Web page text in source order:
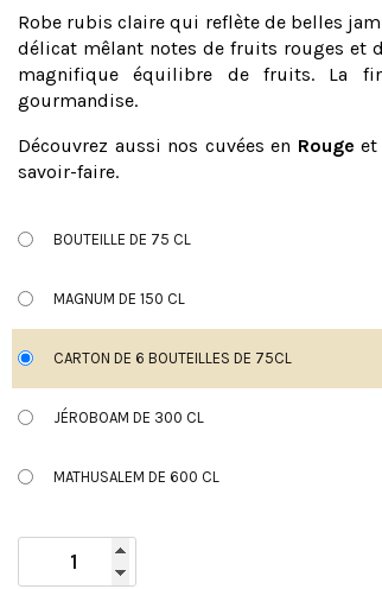
Robe rubis claire qui reflète de belles
délicat mêlant notes de fruits rouges et
magnifique équilibre de fruits. La
gourmandise.
Découvrez aussi nos cuvées en Rouge et
savoir-faire.
BOUTEILLE DE 75 CL
MAGNUM DE 150 CL
CARTON DE 6 BOUTEILLES DE 75CL
JÉROBOAM DE 300 CL
MATHUSALEM DE 600 CL